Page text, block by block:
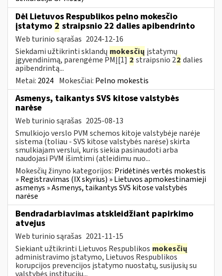
Dėl Lietuvos Respublikos pelno mokesčio
įstatymo 2 straipsnio 22 dalies apibendrinto
Web turinio sąrašas 2024-12-16
Siekdami užtikrinti sklandų mokesčių įstatymų
įgyvendinimą, parengėme PMĮ[1]2straipsnio 22 dalies
apibendrintą...
Metai: 2024 Mokesčiai: Pelno mokestis
Asmenys, taikantys SVS kitose valstybės
narėse
Web turinio sąrašas 2025-08-13
Smulkiojo verslo PVM schemos kitoje valstybėje narėje
sistema (toliau - SVS kitose valstybės narėse) skirta
smulkiajam verslui, kuris siekia pasinaudoti arba
naudojasi PVM išimtimi (atleidimu nuo...
Mokesčių žinyno kategorijos: Pridėtinės vertės mokestis
» Registravimas (IX skyrius) » Lietuvos apmokestinamieji
asmenys » Asmenys, taikantys SVS kitose valstybės
narėse
Bendradarbiavimas atskleidžiant papirkimo
atvejus
Web turinio sąrašas 2021-11-15
Siekiant užtikrinti Lietuvos Respublikos mokesčių
administravimo įstatymo, Lietuvos Respublikos
korupcijos prevencijos įstatymo nuostatų, susijusių su
valstybės institucijų...